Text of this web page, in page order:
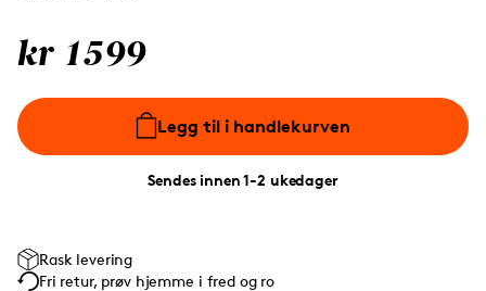
kr 1599
Legg til i handlekurven
Sendes innen 1-2 ukedager
Rask levering
Fri retur, prøv hjemme i fred og ro